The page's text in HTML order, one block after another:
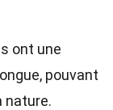
ont une
pouvant
nature.